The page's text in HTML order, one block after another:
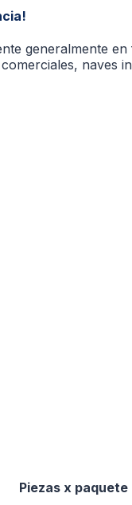
generalmente
naves
Piezas x paquete